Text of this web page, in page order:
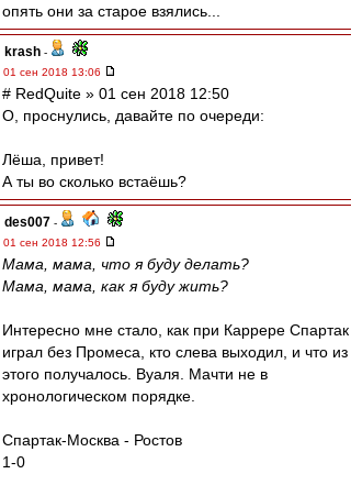
опять они за старое взялись...
krash -
01 сен 2018 13:06
# RedQuite » 01 сен 2018 12:50
О, проснулись, давайте по очереди:
Лёша, привет!
А ты во сколько встаёшь?
des007 -
01 сен 2018 12:56
Мама, мама, что я буду делать?
Мама, мама, как я буду жить?
Интересно мне стало, как при Каррере Спартак
играл без Промеса, кто слева выходил, и что из
этого получалось. Вуаля. Мачти не в
хронологическом порядке.
Спартак-Москва - Ростов
1-0